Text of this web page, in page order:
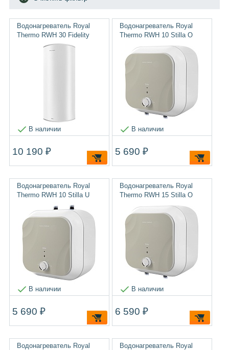
Водонагреватель Royal
Thermo RWH 30 Fidelity
В наличии
10 190 ₽
Водонагреватель Royal
Thermo RWH 10 Stilla O
В наличии
5 690 ₽
Водонагреватель Royal
Thermo RWH 10 Stilla U
В наличии
5 690 ₽
Водонагреватель Royal
Thermo RWH 15 Stilla O
В наличии
6 590 ₽
Водонагреватель Royal
Водонагреватель Royal